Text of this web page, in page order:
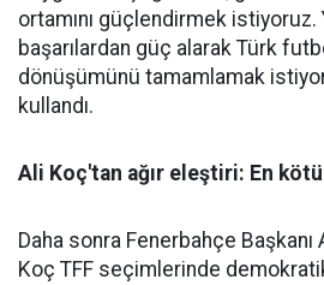
ortamını güçlendirmek
başarılardan güç alarak Türk
dönüşümünü tamamlamak
kullandı.
Ali Koç'tan ağır eleştiri: En
Daha sonra Fenerbahçe Başkanı
Koç TFF seçimlerinde